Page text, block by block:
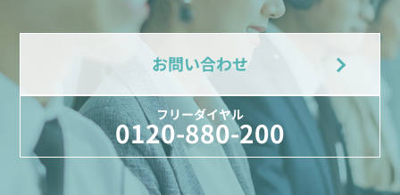
お問い合わせ
フリーダイヤル
0120-880-200